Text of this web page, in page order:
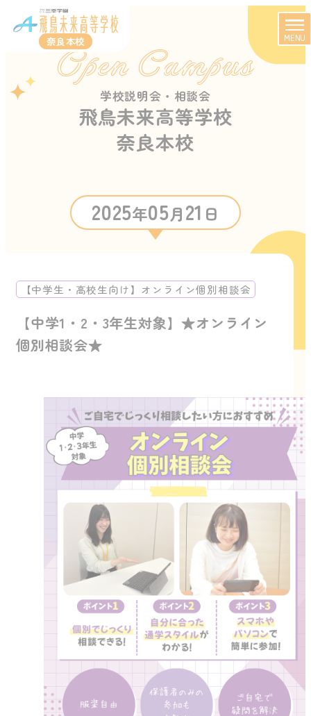
奈良本校 MENU
Open Campus
学校説明会・相談会
飛鳥未来高等学校
奈良本校
2025年05月21 日
【中学1・2・3年生対象】★オンライン
個別相談会★
【中学生・高校生向け】オンライン個別相談会